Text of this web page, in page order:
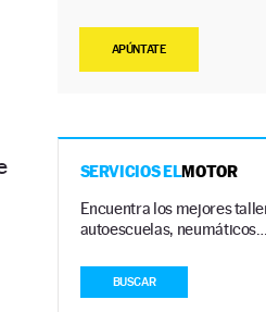
APÚNTATE
SERVICIOS ELMOTOR
Encuentra los mejores
autoescuelas, neumáticos…
BUSCAR